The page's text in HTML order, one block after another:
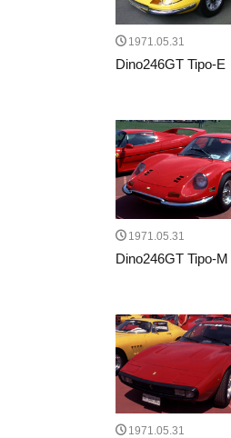
1971.05.31
Dino246GT Tipo-E
1971.05.31
Dino246GT Tipo-M
1971.05.31